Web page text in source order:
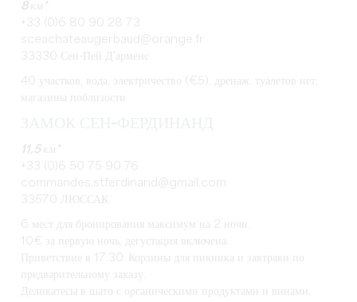
8 км*
+33 (0)6 80 90 28 73
sceachateaugerbaud@orange.fr
33330 Сен-Пей Д'арменс
40 участков, вода, электричество (€5), дренаж, туалетов нет,
магазины поблизости
11,5 км*
+33 (0)6 50 75 90 76
commandes.stferdinand@gmail.com
33570 ЛЮССАК
6 мест для бронирования максимум на 2 ночи.
10€ за первую ночь, дегустация включена.
Приветствие в 17:30. Корзины для пикника и завтраки по
предварительному заказу.
Деликатесы в шато с органическими продуктами и винами.